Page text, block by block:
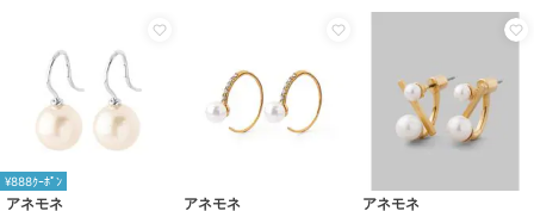
¥888ｸｰﾎﾟﾝ
アネモネ アネモネ アネモネ